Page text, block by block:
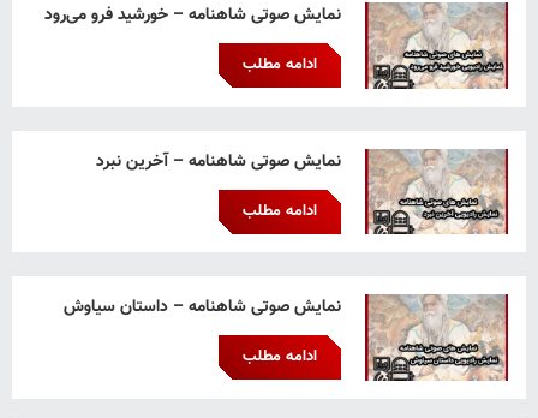
نمایش صوتی شاهنامه – خورشید فرو می‌رود
ادامه مطلب
نمایش صوتی شاهنامه – آخرین نبرد
ادامه مطلب
نمایش صوتی شاهنامه – داستان سیاوش
ادامه مطلب